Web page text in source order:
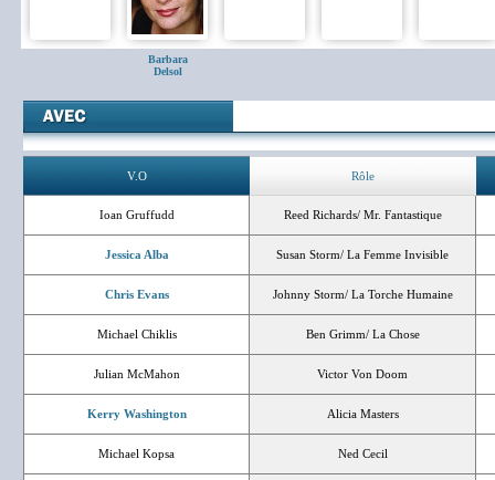
Barbara
Delsol
V.O Rôle
Ioan Gruffudd Reed Richards/ Mr. Fantastique
Jessica Alba Susan Storm/ La Femme Invisible
Chris Evans Johnny Storm/ La Torche Humaine
Michael Chiklis Ben Grimm/ La Chose
Julian McMahon Victor Von Doom
Kerry Washington Alicia Masters
Michael Kopsa Ned Cecil